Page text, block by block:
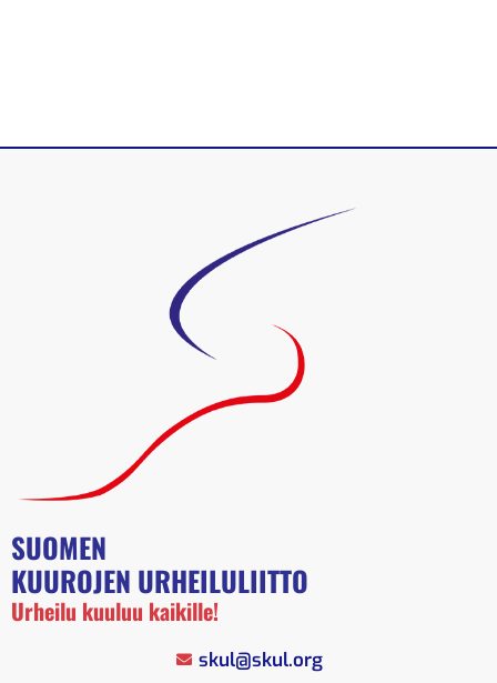
SUOMEN
KUUROJEN URHEILULIITTO
Urheilu kuuluu kaikille!
skul@skul.org